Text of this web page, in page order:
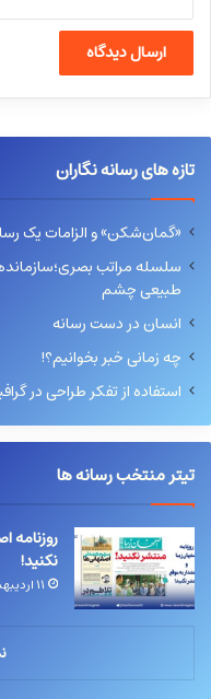
تازه های رسانه نگاران
«گمان‌شکن» و الزامات یک
سلسله مراتب
طبیعی چشم
انسان در دست رسانه
چه زمانی خبر بخوانیم؟!
استفاده از تفکر طراحی در
تیتر منتخب رسانه ها
روزنامه
نکنید!
۱۱ اردیبهشت, ۱۴۰۴